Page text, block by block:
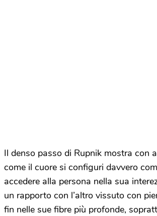
Il denso passo di Rupnik mostra con
come il cuore si configuri davvero
accedere alla persona nella sua
un rapporto con l’altro vissuto con
fin nelle sue fibre più profonde,